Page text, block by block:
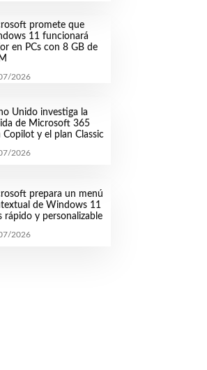
promete que
11 funcionará
en PCs con 8 GB de
2026
Unido investiga la
de Microsoft 365
Copilot y el plan Classic
2026
prepara un menú
de Windows 11
rápido y personalizable
2026